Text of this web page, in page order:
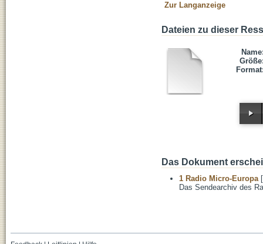
Zur Langanzeige
Dateien zu dieser
Das Dokument
1 Radio Micro-Europa
Das Sendearchiv des